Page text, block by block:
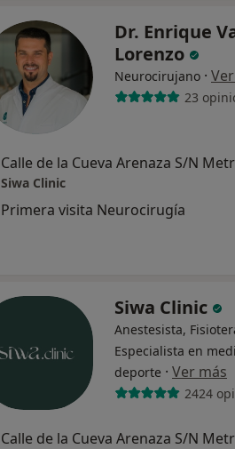
Dr. Enrique
Lorenzo
Neurocirujano ·
23
Siwa Clinic
Primera visita Neurocirugía
Siwa Clinic
Anestesista,
Especialista en
deporte · Ver más
2424